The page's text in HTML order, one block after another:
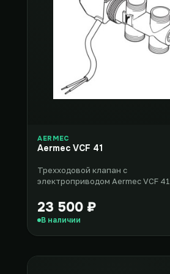
AERMEC
Aermec VCF 41
Трехходовой клапан с
электроприводом Aermec VCF 41
оборудование дл..
23 500 ₽
В наличии